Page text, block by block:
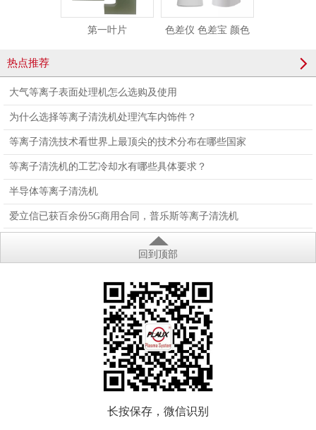
第一叶片 色差仪 色差宝 颜色
清洗设备-
热点推荐
大气等离子表面处理机怎么选购及使用
为什么选择等离子清洗机处理汽车内饰件？
等离子清洗技术看世界上最顶尖的技术分布在哪些国家
等离子清洗机的工艺冷却水有哪些具体要求？
半导体等离子清洗机
爱立信已获百余份5G商用合同，普乐斯等离子清洗机
回到顶部
长按保存，微信识别